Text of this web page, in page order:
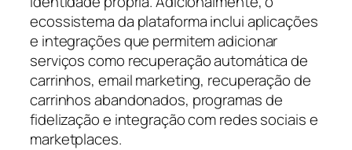
ecossistema da plataforma inclui aplicações
e integrações que permitem adicionar
serviços como recuperação automática de
carrinhos, email marketing, recuperação de
carrinhos abandonados, programas de
fidelização e integração com redes sociais e
marketplaces.